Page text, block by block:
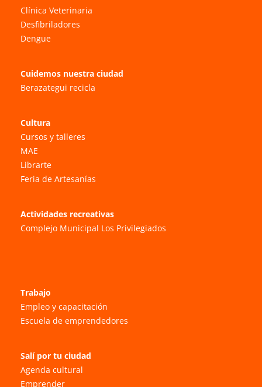
Clínica Veterinaria
Desfibriladores
Dengue
Cuidemos nuestra ciudad
Berazategui recicla
Cultura
Cursos y talleres
MAE
Librarte
Feria de Artesanías
Actividades recreativas
Complejo Municipal Los Privilegiados
Trabajo
Empleo y capacitación
Escuela de emprendedores
Salí por tu ciudad
Agenda cultural
Emprender